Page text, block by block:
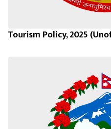
Tourism Policy, 2025